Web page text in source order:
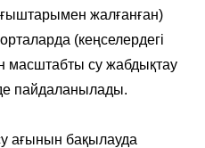
жалғанған)
(кеңселердегі
масштабты су жабдықтау
пайдаланылады.
ағынын бақылауда